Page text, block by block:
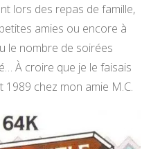
lors des repas de famille,
amies ou encore à
le nombre de soirées
À croire que je le faisais
chez mon amie M.C.